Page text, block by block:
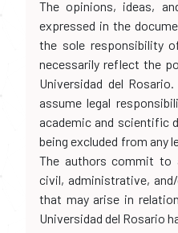
The opinions, ideas,
expressed in the
the sole responsibility
necessarily reflect the
Universidad del
assume legal
academic and scientific
being excluded from any
The authors commit to
civil, administrative,
that may arise in
Universidad del Rosario